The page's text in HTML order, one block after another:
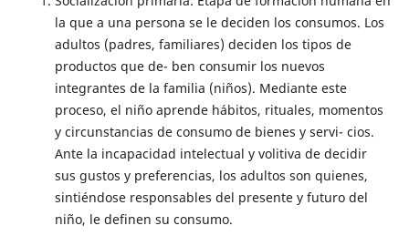
la que a una persona se le deciden los consumos. Los
adultos (padres, familiares) deciden los tipos de
productos que de- ben consumir los nuevos
integrantes de la familia (niños). Mediante este
proceso, el niño aprende hábitos, rituales, momentos
y circunstancias de consumo de bienes y servi- cios.
Ante la incapacidad intelectual y volitiva de decidir
sus gustos y preferencias, los adultos son quienes,
sintiéndose responsables del presente y futuro del
niño, le definen su consumo.